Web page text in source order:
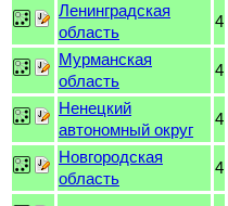
Ленинградская
область
4
Мурманская
область
4
Ненецкий
автономный округ
4
Новгородская
область
4